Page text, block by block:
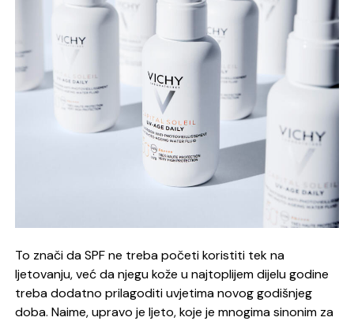
To znači da SPF ne treba početi koristiti tek na
ljetovanju, već da njegu kože u najtoplijem dijelu godine
treba dodatno prilagoditi uvjetima novog godišnjeg
doba. Naime, upravo je ljeto, koje je mnogima sinonim za